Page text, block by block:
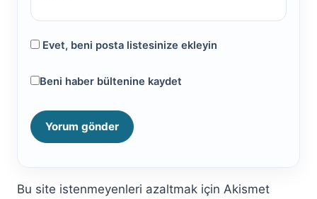
Evet, beni posta listesinize ekleyin
Beni haber bültenine kaydet
Bu site istenmeyenleri azaltmak için Akismet